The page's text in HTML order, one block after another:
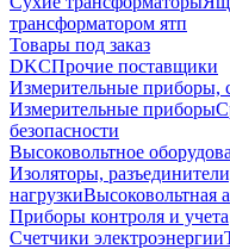
трансформатором ятп
Товары под заказ
DKCПрочие поставщики
Измерительные приборы,
Измерительные приборы
безопасности
Высоковольтное
Изоляторы,
нагрузкиВысоковольтная
Приборы контроля и учета
Счетчики электроэнергии